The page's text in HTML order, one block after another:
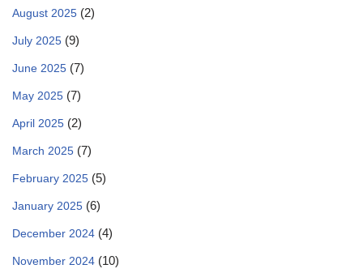
August 2025 (2)
July 2025 (9)
June 2025 (7)
May 2025 (7)
April 2025 (2)
March 2025 (7)
February 2025 (5)
January 2025 (6)
December 2024 (4)
November 2024 (10)